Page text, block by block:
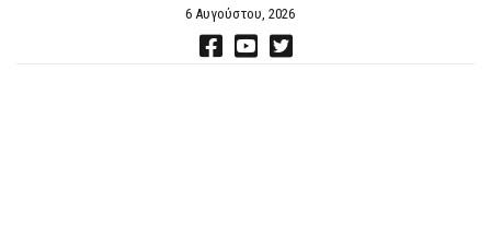
6 Αυγούστου, 2026